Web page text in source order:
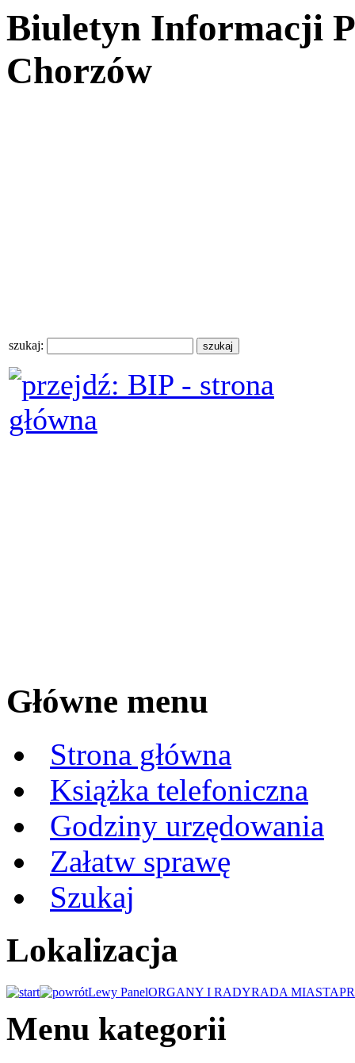
Biuletyn Informacji
Chorzów
szukaj:
Główne menu
Strona główna
Książka telefoniczna
Godziny urzędowania
Załatw sprawę
Szukaj
Lokalizacja
Lewy PanelORGANY I RADYRADA MIASTA
Menu kategorii